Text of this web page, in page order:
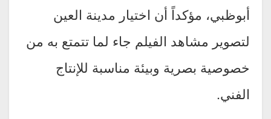
أبوظبي، مؤكداً أن اختيار مدينة العين
لتصوير مشاهد الفيلم جاء لما تتمتع به من
خصوصية بصرية وبيئة مناسبة للإنتاج
الفني.